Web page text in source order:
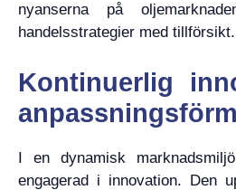
nyanserna på
handelsstrategier med tillförsikt.
Kontinuerlig
I en dynamisk
engagerad i innovation. Den